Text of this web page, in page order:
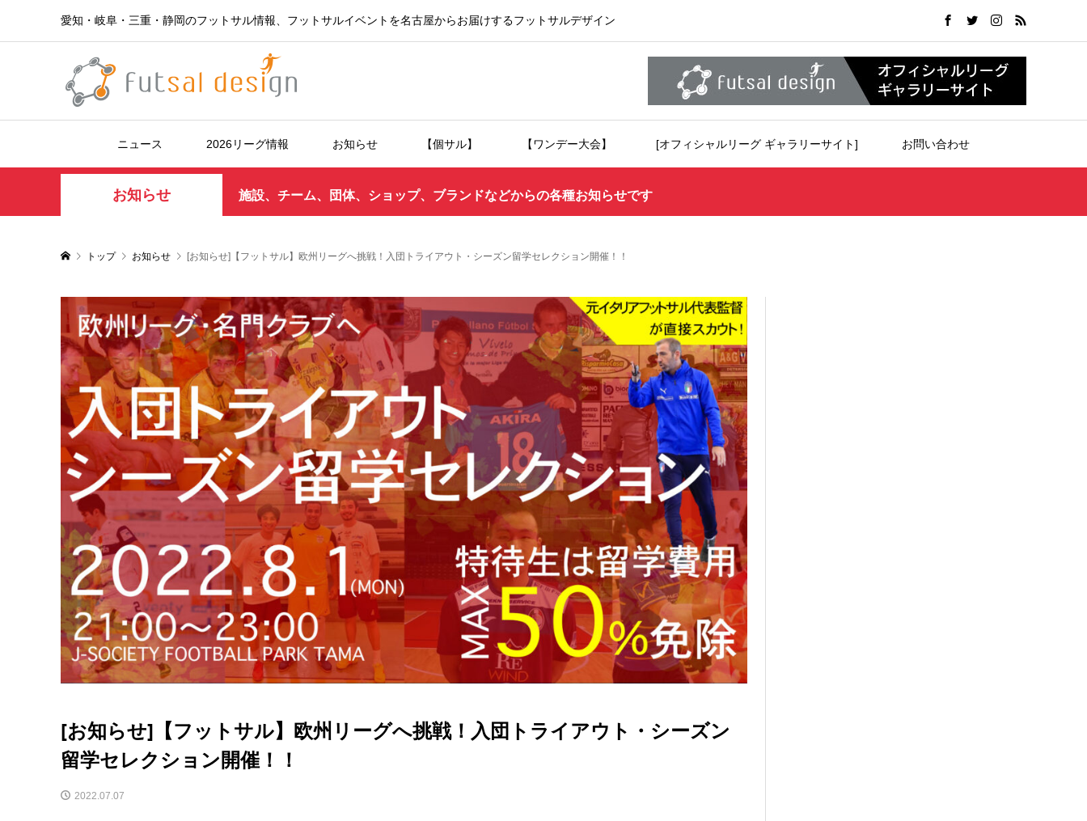
愛知・岐阜・三重・静岡のフットサル情報、フットサルイベントを名古屋からお届けするフットサルデザイン
ニュース 2026リーグ情報 お知らせ 【個サル】 【ワンデー大会】 [オフィシャルリーグ ギャラリーサイト] お問い合わせ
お知らせ 施設、チーム、団体、ショップ、ブランドなどからの各種お知らせです
トップ お知らせ [お知らせ]【フットサル】欧州リーグへ挑戦！入団トライアウト・シーズン留学セレクション開催！！
[お知らせ]【フットサル】欧州リーグへ挑戦！入団トライアウト・シーズン
留学セレクション開催！！
2022.07.07